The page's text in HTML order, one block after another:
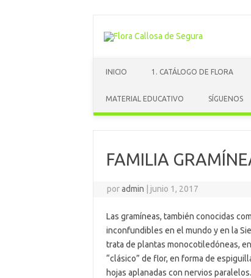
contenido
INICIO 1. CATÁLOGO DE FLORA
MATERIAL EDUCATIVO SÍGUENOS
FAMILIA
poradmin junio 1, 2017
Las gramíneas, también conocidas
inconfundibles en el mundo y en la
trata de plantas monocotiledóneas,
“clásico” de flor, en forma de
hojas aplanadas con nervios